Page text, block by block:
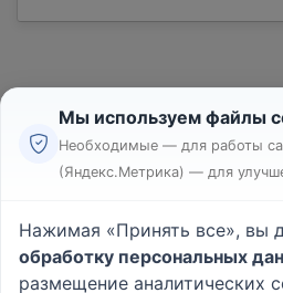
Реклама
Пользовательское
Политика
Мы используем файлы
Необходимые — для работы
(Яндекс.Метрика) — для
Нажимая «Принять все», вы
обработку персональных
размещение аналитических